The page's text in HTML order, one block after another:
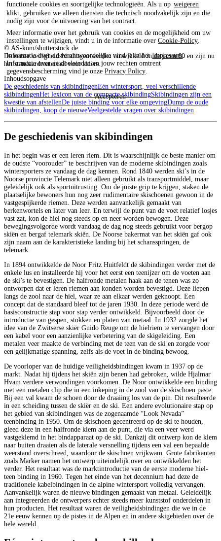
functionele cookies en soortgelijke technologieën. Als u op weigeren
klikt, gebruiken we alleen diensten die technisch noodzakelijk zijn en die
nodig zijn voor de uitvoering van het contract.
Meer informatie over het gebruik van cookies en de mogelijkheid om uw
instellingen te wijzigen, vindt u in de informatie overCookie-Policy.
Informatie over de verantwoordelijke vind je in hetImpressum.
Informatie over de doeleinden en jouw rechten omtrent
gegevensbescherming vind je onzePrivacy Policy.
Accepteren
© AS-kom/shutterstock.de
De eerste veiligheidsbindingen werden ontwikkeld in de jaren 60 en zijn nu
het standaardmateriaal voor skiërs.
Inhoudsopgave
De geschiedenis van skibindingenEén wintersport, veel verschillende
skibindingenHet lexicon van de compacte skibindingSkibindingen zijn een
kwestie van afstellenDe juiste binding voor elke omgevingDump de oude
skibindingen, koop de nieuweVeelgestelde vragen over skibindingen
De geschiedenis van skibindingen
In het begin was er een leren riem. Dit is waarschijnlijk de beste manier om
de oudste “voorouder” te beschrijven van de moderne skibindingen zoals
wintersporters ze vandaag de dag kennen. Rond 1840 werden ski’s in de
Noorse provincie Telemark niet alleen gebruikt als transportmiddel, maar
geleidelijk ook als sportuitrusting. Om de juiste grip te krijgen, staken de
plaatselijke bewoners hun nog zeer rudimentaire skischoenen gewoon in de
vastgespijkerde riemen. Deze werden aanvankelijk gemaakt van
berkenwortels en later van leer. En terwijl de punt van de voet relatief losjes
vast zat, kon de hiel nog steeds op en neer worden bewogen. Deze
bewegingsvolgorde wordt vandaag de dag nog steeds gebruikt voor bergop
skiën en bergaf telemark skiën. De Noorse bakermat van het skiën gaf ook
zijn naam aan de karakteristieke landing bij het schansspringen, de
telemark.
In 1894 ontwikkelde de Noor Fritz Huitfeldt de skibindingen verder met de
enkele lus en installeerde hij voor het eerst een teenijzer om de voeten aan
de ski’s te bevestigen. De halfronde metalen haak aan de tenen was zo
ontworpen dat er leren riemen aan konden worden bevestigd. Deze liepen
langs de zool naar de hiel, waar ze aan elkaar werden geknoopt. Een
concept dat de standaard bleef tot de jaren 1930. In deze periode werd de
basisconstructie stap voor stap verder ontwikkeld. Bijvoorbeeld door de
introductie van gespen, stokken en platen van metaal. In 1932 zorgde het
idee van de Zwitserse skiër Guido Reuge om de hielriem te vervangen door
een kabel voor een aanzienlijke verbetering van de skigeleiding. Een
metalen veer maakte de verbinding met de teen van de ski en zorgde voor
een gelijkmatige spanning, zelfs als de voet in de binding bewoog.
De voorloper van de huidige veiligheidsbindingen kwam in 1937 op de
markt. Nadat hij tijdens het skiën zijn benen had gebroken, wilde Hjalmar
Hvam verdere verwondingen voorkomen. De Noor ontwikkelde een binding
met een metalen clip die in een inkeping in de zool van de skischoen paste.
Bij een val kwam de schoen door de draaiing los van de pin. Dit resulteerde
in een scheiding tussen de skiër en de ski. Een andere evolutionaire stap op
het gebied van skibindingen was de zogenaamde “Look Nevada”
teenbinding in 1950. Om de skischoen gecentreerd op de ski te houden,
gleed deze in een halfronde klem aan de punt, die via een veer werd
vastgeklemd in het bindapparaat op de ski. Dankzij dit ontwerp kon de klem
naar buiten draaien als de laterale versnelling tijdens een val een bepaalde
weerstand overschreed, waardoor de skischoen vrijkwam. Grote fabrikanten
zoals Marker namen het ontwerp uiteindelijk over en ontwikkelden het
verder. Het resultaat was de marktintroductie van de eerste moderne hiel-
teen binding in 1960. Tegen het einde van het decennium had deze de
traditionele kabelbindingen in de alpine wintersport volledig vervangen.
Aanvankelijk waren de nieuwe bindingen gemaakt van metaal. Geleidelijk
aan integreerden de ontwerpers echter steeds meer kunststof onderdelen in
hun producten. Het resultaat waren de veiligheidsbindingen die we in de
21e eeuw kennen op de pistes in de Alpen en in andere skigebieden over de
hele wereld.